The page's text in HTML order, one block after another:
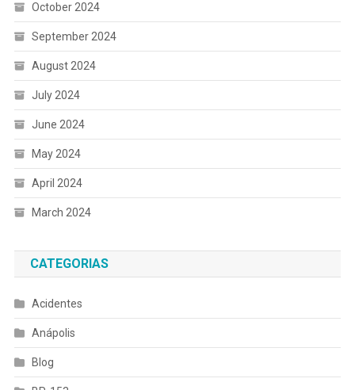
October 2024
September 2024
August 2024
July 2024
June 2024
May 2024
April 2024
March 2024
CATEGORIAS
Acidentes
Anápolis
Blog